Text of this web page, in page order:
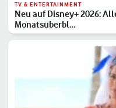
TV & ENTERTAINMENT
Neu auf Disney+ 2026:
Monatsüberbl…